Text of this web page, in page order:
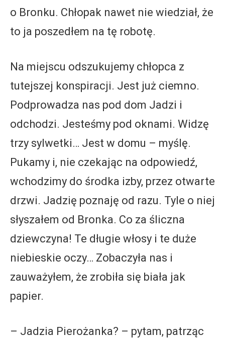
o Bronku. Chłopak nawet nie wiedział, że
to ja poszedłem na tę robotę.
Na miejscu odszukujemy chłopca z
tutejszej konspiracji. Jest już ciemno.
Podprowadza nas pod dom Jadzi i
odchodzi. Jesteśmy pod oknami. Widzę
trzy sylwetki… Jest w domu – myślę.
Pukamy i, nie czekając na odpowiedź,
wchodzimy do środka izby, przez otwarte
drzwi. Jadzię poznaję od razu. Tyle o niej
słyszałem od Bronka. Co za śliczna
dziewczyna! Te długie włosy i te duże
niebieskie oczy… Zobaczyła nas i
zauważyłem, że zrobiła się biała jak
papier.
– Jadzia Pierożanka? – pytam, patrząc